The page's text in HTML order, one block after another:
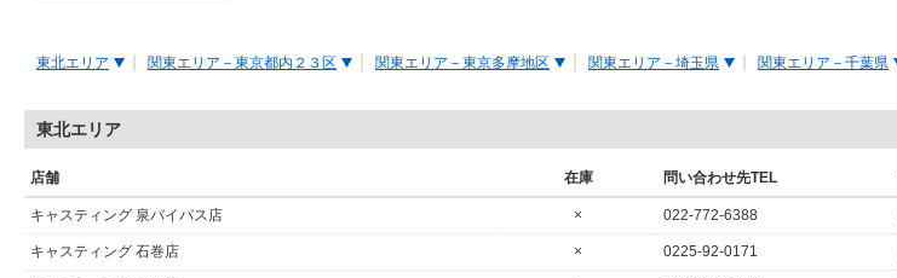
東北エリア 関東エリア－東京都内２３区 関東エリア－東京多摩地区 関東エリア－埼玉県 関東エリア－千葉県
東北エリア
店舗 在庫 問い合わせ先TEL
キャスティング 泉バイパス店 × 022-772-6388
キャスティング 石巻店 × 0225-92-0171